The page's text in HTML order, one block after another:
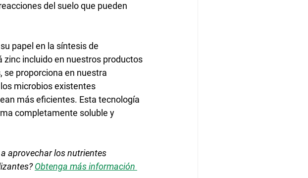
del suelo que pueden
papel en la síntesis de
incluido en nuestros productos
se proporciona en nuestra
microbios existentes
más eficientes. Esta tecnología
completamente soluble y
aprovechar los nutrientes
Obtenga más información